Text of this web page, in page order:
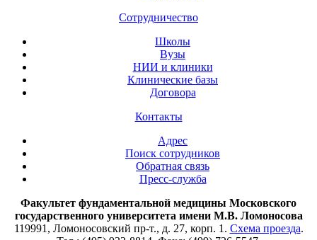
Сотрудничество
Школы
Вузы
НИИ и клиники
Клинические базы
Договора
Контакты
Адрес
Поиск сотрудников
Обратная связь
Пресс-служба
Факультет фундаментальной медицины Московского
государственного университета имени М.В. Ломоносова
119991, Ломоносовский пр-т., д. 27, корп. 1. Схема проезда.